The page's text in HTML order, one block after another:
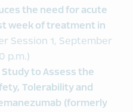
the need for acute
week of treatment in
Session 1, September
p.m.)
Study to Assess the
Tolerability and
(formerly